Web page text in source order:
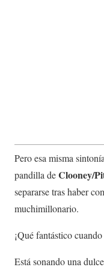
Pero esa misma
pandilla deClooney/
separarse tras haber
muchimillonario.
¡Qué fantástico
Está sonando una